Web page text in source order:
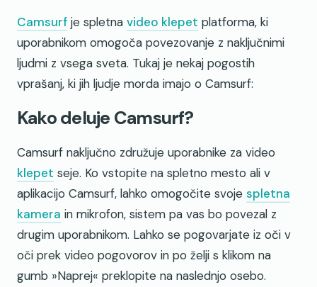
Camsurf je spletna video klepet platforma, ki
uporabnikom omogoča povezovanje z naključnimi
ljudmi z vsega sveta. Tukaj je nekaj pogostih
vprašanj, ki jih ljudje morda imajo o Camsurf:
Kako deluje Camsurf?
Camsurf naključno združuje uporabnike za video
klepet seje. Ko vstopite na spletno mesto ali v
aplikacijo Camsurf, lahko omogočite svoje spletna
kamera in mikrofon, sistem pa vas bo povezal z
drugim uporabnikom. Lahko se pogovarjate iz oči v
oči prek video pogovorov in po želji s klikom na
gumb »Naprej« preklopite na naslednjo osebo.